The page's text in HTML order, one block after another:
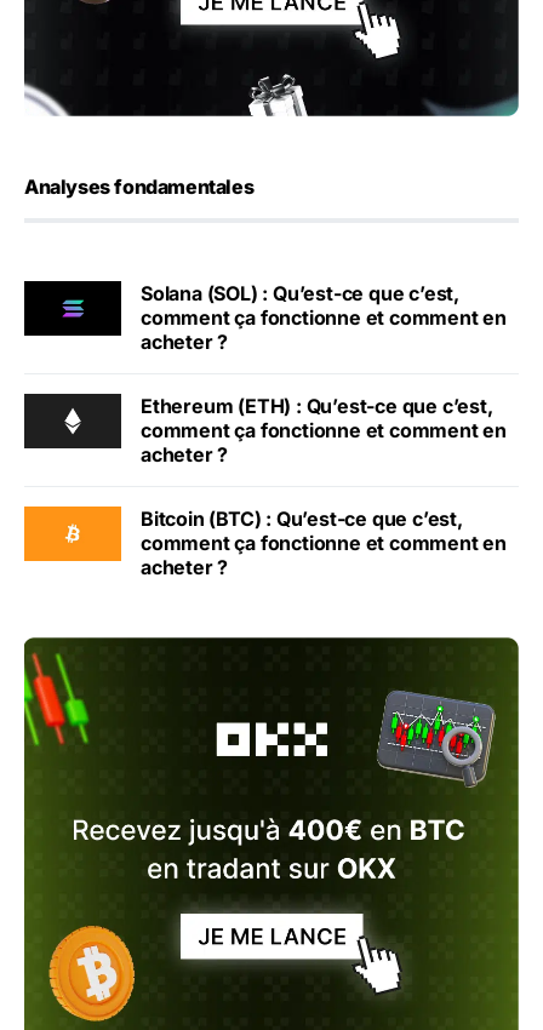
Analyses fondamentales
Solana (SOL) : Qu’est-ce que c’est,
comment ça fonctionne et comment en
acheter ?
Ethereum (ETH) : Qu’est-ce que c’est,
comment ça fonctionne et comment en
acheter ?
Bitcoin (BTC) : Qu’est-ce que c’est,
comment ça fonctionne et comment en
acheter ?